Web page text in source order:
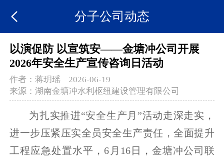
分子公司动态
以演促防 以宣筑安——金塘冲公司开展
2026年安全生产宣传咨询日活动
作者：蒋玥瑶
2026-06-19
来源：湖南金塘冲水利枢纽建设管理有限公司
为扎实推进“安全生产月”活动走深走实，
进一步压紧压实全员安全生产责任，全面提升
工程应急处置水平，6月16日，金塘冲公司联